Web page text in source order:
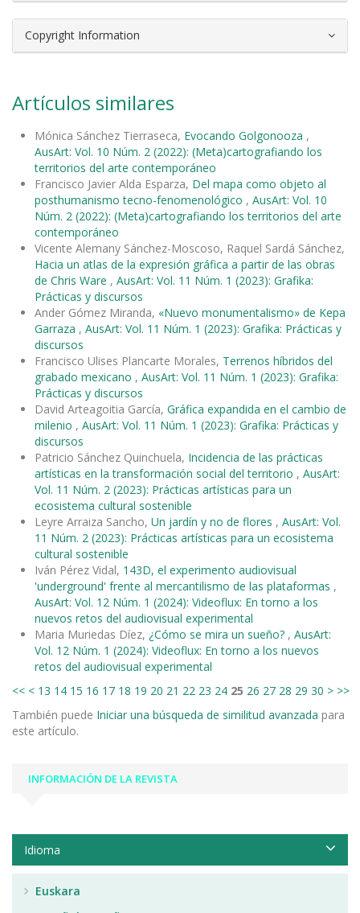
Copyright Information
Artículos similares
Mónica Sánchez Tierraseca, Evocando Golgonooza ,
AusArt: Vol. 10 Núm. 2 (2022): (Meta)cartografiando los
territorios del arte contemporáneo
Francisco Javier Alda Esparza, Del mapa como objeto al
posthumanismo tecno-fenomenológico , AusArt: Vol. 10
Núm. 2 (2022): (Meta)cartografiando los territorios del arte
contemporáneo
Vicente Alemany Sánchez-Moscoso, Raquel Sardá Sánchez,
Hacia un atlas de la expresión gráfica a partir de las obras
de Chris Ware , AusArt: Vol. 11 Núm. 1 (2023): Grafika:
Prácticas y discursos
Ander Gómez Miranda, «Nuevo monumentalismo» de Kepa
Garraza , AusArt: Vol. 11 Núm. 1 (2023): Grafika: Prácticas y
discursos
Francisco Ulises Plancarte Morales, Terrenos híbridos del
grabado mexicano , AusArt: Vol. 11 Núm. 1 (2023): Grafika:
Prácticas y discursos
David Arteagoitia García, Gráfica expandida en el cambio de
milenio , AusArt: Vol. 11 Núm. 1 (2023): Grafika: Prácticas y
discursos
Patricio Sánchez Quinchuela, Incidencia de las prácticas
artísticas en la transformación social del territorio , AusArt:
Vol. 11 Núm. 2 (2023): Prácticas artísticas para un
ecosistema cultural sostenible
Leyre Arraiza Sancho, Un jardín y no de flores , AusArt: Vol.
11 Núm. 2 (2023): Prácticas artísticas para un ecosistema
cultural sostenible
Iván Pérez Vidal, 143D, el experimento audiovisual
'underground' frente al mercantilismo de las plataformas ,
AusArt: Vol. 12 Núm. 1 (2024): Videoflux: En torno a los
nuevos retos del audiovisual experimental
Maria Muriedas Díez, ¿Cómo se mira un sueño? , AusArt:
Vol. 12 Núm. 1 (2024): Videoflux: En torno a los nuevos
retos del audiovisual experimental
<< < 13 14 15 16 17 18 19 20 21 22 23 24 25 26 27 28 29 30 > >>
También puede Iniciar una búsqueda de similitud avanzada para
este artículo.
INFORMACIÓN DE LA REVISTA
Idioma
Euskara